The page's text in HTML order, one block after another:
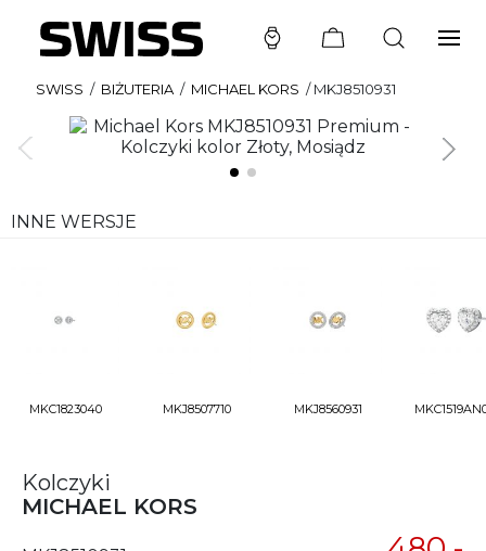
SWISS / BIŻUTERIA / MICHAEL KORS /MKJ8510931
INNE WERSJE
MKC1823040 MKJ8507710 MKJ8560931
Kolczyki
MICHAEL KORS